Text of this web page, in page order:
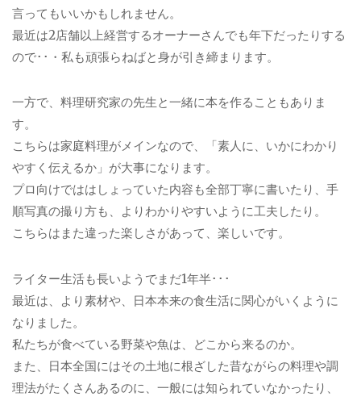
言ってもいいかもしれません。
最近は2店舗以上経営するオーナーさんでも年下だったりする
ので･･・私も頑張らねばと身が引き締まります。
一方で、料理研究家の先生と一緒に本を作ることもありま
す。
こちらは家庭料理がメインなので、「素人に、いかにわかり
やすく伝えるか」が大事になります。
プロ向けでははしょっていた内容も全部丁寧に書いたり、手
順写真の撮り方も、よりわかりやすいように工夫したり。
こちらはまた違った楽しさがあって、楽しいです。
ライター生活も長いようでまだ1年半･･･
最近は、より素材や、日本本来の食生活に関心がいくように
なりました。
私たちが食べている野菜や魚は、どこから来るのか。
また、日本全国にはその土地に根ざした昔ながらの料理や調
理法がたくさんあるのに、一般には知られていなかったり、